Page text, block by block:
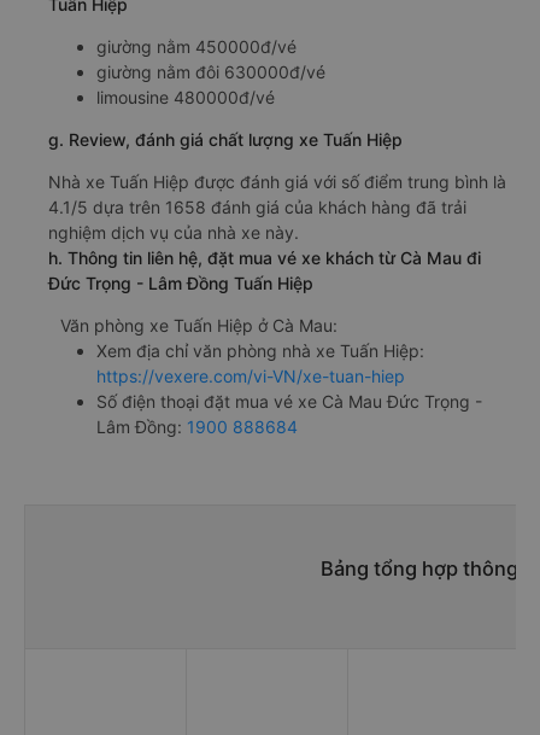
giường nằm 450000đ/vé
giường nằm đôi 630000đ/vé
limousine 480000đ/vé
g. Review, đánh giá chất lượng xe Tuấn Hiệp
Nhà xe Tuấn Hiệp được đánh giá với số điểm trung bình là
4.1/5 dựa trên 1658 đánh giá của khách hàng đã trải
nghiệm dịch vụ của nhà xe này.
h. Thông tin liên hệ, đặt mua vé xe khách từ Cà Mau đi
Đức Trọng - Lâm Đồng Tuấn Hiệp
Văn phòng xe Tuấn Hiệp ở Cà Mau:
Xem địa chỉ văn phòng nhà xe Tuấn Hiệp:
https://vexere.com/vi-VN/xe-tuan-hiep
Số điện thoại đặt mua vé xe Cà Mau Đức Trọng -
Lâm Đồng: 1900 888684
Bảng tổng hợp thông